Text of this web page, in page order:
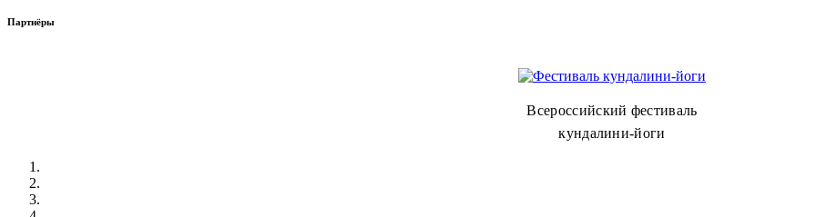
Партнёры
Всероссийский фестиваль
кундалини-йоги